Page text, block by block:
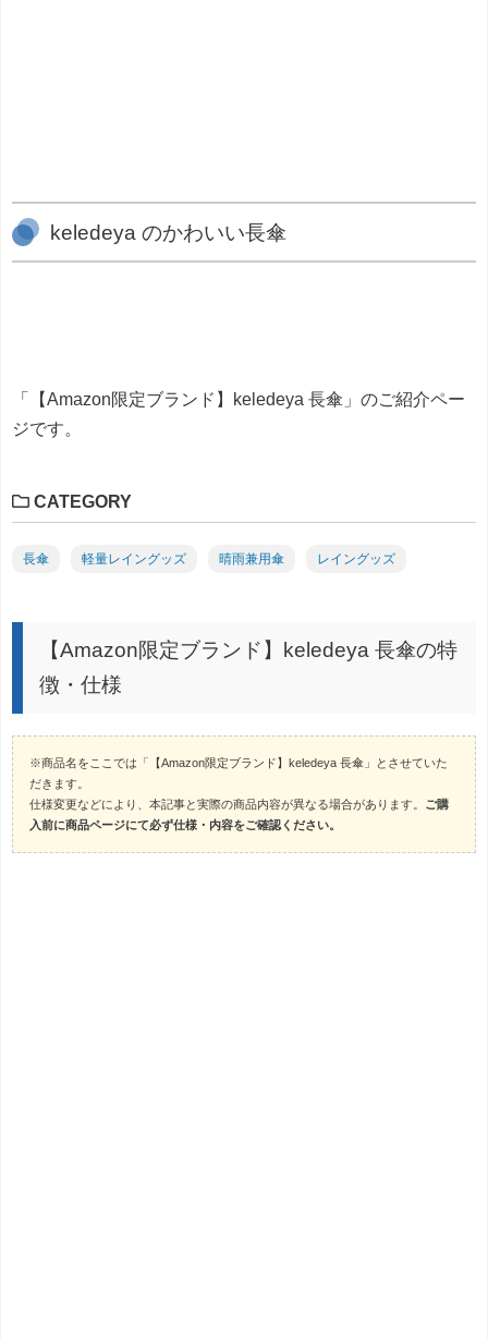
keledeya のかわいい長傘
「【Amazon限定ブランド】keledeya 長傘」のご紹介ペー
ジです。
CATEGORY
長傘 軽量レイングッズ 晴雨兼用傘 レイングッズ
【Amazon限定ブランド】keledeya 長傘の特
徴・仕様
※商品名をここでは「【Amazon限定ブランド】keledeya 長傘」とさせていた
だきます。
仕様変更などにより、本記事と実際の商品内容が異なる場合があります。 ご購
入前に商品ページにて必ず仕様・内容をご確認ください。